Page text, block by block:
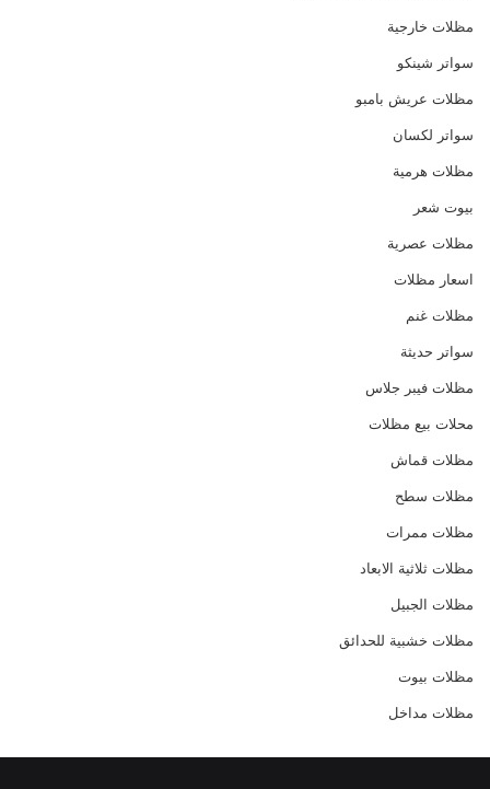
مظلات خارجية
سواتر شينكو
مظلات عريش بامبو
سواتر لكسان
مظلات هرمية
بيوت شعر
مظلات عصرية
اسعار مظلات
مظلات غنم
سواتر حديثة
مظلات فيبر جلاس
محلات بيع مظلات
مظلات قماش
مظلات سطح
مظلات ممرات
مظلات ثلاثية الابعاد
مظلات الجبيل
مظلات خشبية للحدائق
مظلات بيوت
مظلات مداخل